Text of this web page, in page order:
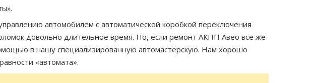
автомобилем с автоматической коробкой переключения
довольно длительное время. Но, если ремонт АКПП Авео все же
в нашу специализированную автомастерскую. Нам хорошо
«автомата».